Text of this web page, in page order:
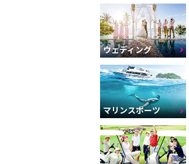
ウェディング
マリンスポーツ